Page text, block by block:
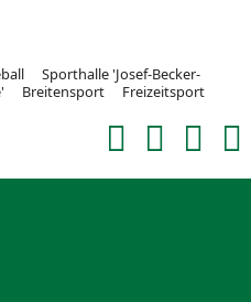
Sporthalle 'Josef-Becker-
Breitensport Freizeitsport